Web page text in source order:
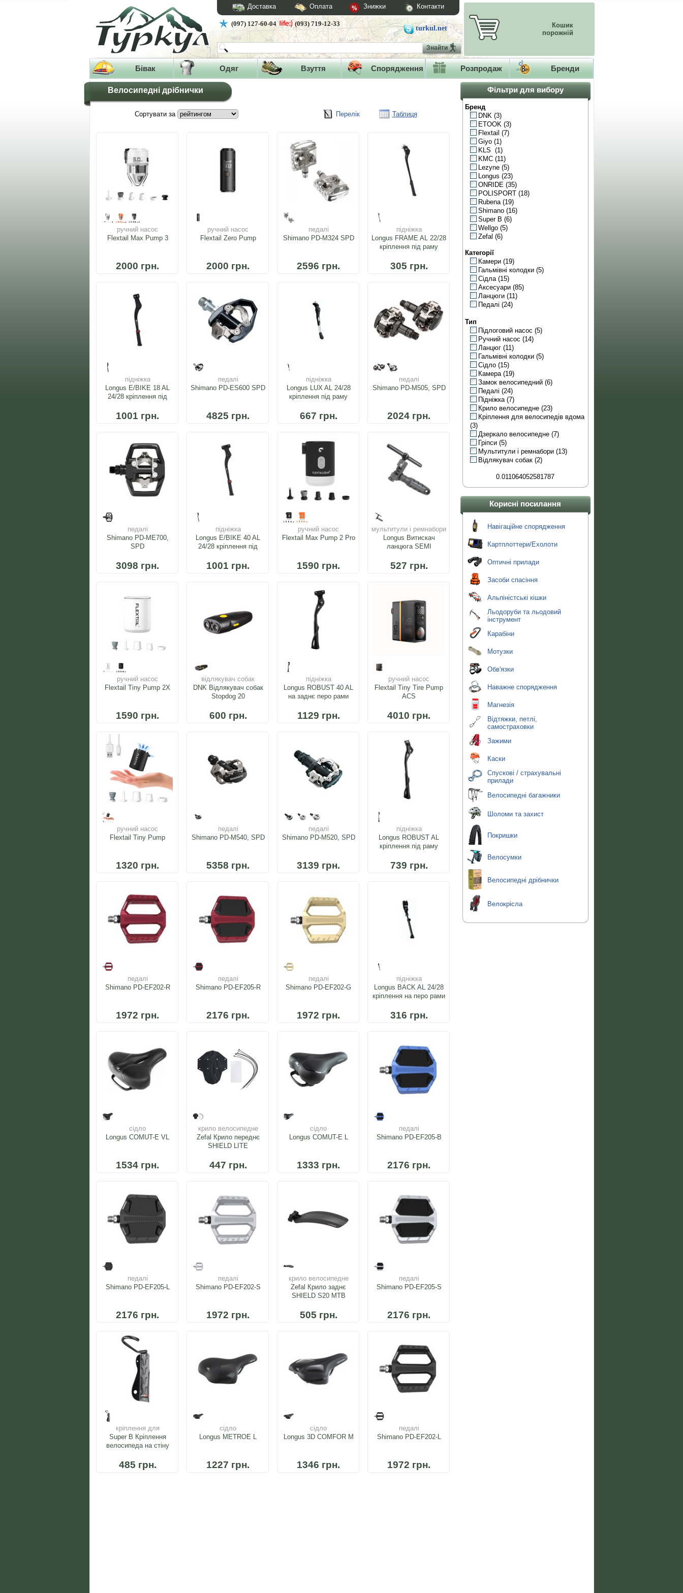
Доставка Оплата Знижки Контакти
(097) 127-60-04 (093) 719-12-33
turkul.net
Знайти
Кошик
порожній
Бівак Одяг Взуття Спорядження Розпродаж Бренди
Велосипедні дрібнички
Сортувати за Перелік Таблиця
ручний насос
Flextail Max Pump 3
2000 грн.
ручний насос
Flextail Zero Pump
2000 грн.
педалі
Shimano PD-M324 SPD
2596 грн.
підніжка
Longus FRAME AL 22/28
кріплення під раму
305 грн.
підніжка
Longus E/BIKE 18 AL
24/28 кріплення під
1001 грн.
педалі
Shimano PD-ES600 SPD
4825 грн.
підніжка
Longus LUX AL 24/28
кріплення під раму
667 грн.
педалі
Shimano PD-M505, SPD
2024 грн.
педалі
Shimano PD-ME700,
SPD
3098 грн.
підніжка
Longus E/BIKE 40 AL
24/28 кріплення під
1001 грн.
ручний насос
Flextail Max Pump 2 Pro
1590 грн.
мультитули і ремнабори
Longus Витискач
ланцюга SEMI
527 грн.
ручний насос
Flextail Tiny Pump 2X
1590 грн.
відлякувач собак
DNK Відлякувач собак
Stopdog 20
600 грн.
підніжка
Longus ROBUST 40 AL
на заднє перо рами
1129 грн.
ручний насос
Flextail Tiny Tire Pump
ACS
4010 грн.
ручний насос
Flextail Tiny Pump
1320 грн.
педалі
Shimano PD-M540, SPD
5358 грн.
педалі
Shimano PD-M520, SPD
3139 грн.
підніжка
Longus ROBUST AL
кріплення під раму
739 грн.
педалі
Shimano PD-EF202-R
1972 грн.
педалі
Shimano PD-EF205-R
2176 грн.
педалі
Shimano PD-EF202-G
1972 грн.
підніжка
Longus BACK AL 24/28
кріплення на перо рами
316 грн.
сідло
Longus COMUT-E VL
1534 грн.
крило велосипедне
Zefal Крило переднє
SHIELD LITE
447 грн.
сідло
Longus COMUT-E L
1333 грн.
педалі
Shimano PD-EF205-B
2176 грн.
педалі
Shimano PD-EF205-L
2176 грн.
педалі
Shimano PD-EF202-S
1972 грн.
крило велосипедне
Zefal Крило заднє
SHIELD S20 MTB
505 грн.
педалі
Shimano PD-EF205-S
2176 грн.
кріплення для
велосипедів вдома
Super B Кріплення
велосипеда на стіну
485 грн.
сідло
Longus METROE L
1227 грн.
сідло
Longus 3D COMFOR M
1346 грн.
педалі
Shimano PD-EF202-L
1972 грн.
Фільтри для вибору
Бренд
DNK(3)
ETOOK(3)
Flextail (7)
Giyo(1)
KLS (1)
KMC(11)
Lezyne(5)
Longus (23)
ONRIDE(35)
POLISPORT(18)
Rubena(19)
Shimano(16)
Super B (6)
Wellgo(5)
Zefal (6)
Категорії
Камери(19)
Гальмівні колодки(5)
Сідла(15)
Аксесуари(85)
Ланцюги(11)
Педалі (24)
Тип
Підлоговий насос (5)
Ручний насос (14)
Ланцюг(11)
Гальмівні колодки(5)
Сідло(15)
Камера(19)
Замок велосипедний(6)
Педалі (24)
Підніжка(7)
Крило велосипедне(23)
Кріплення для велосипедів вдома
(3)
Дзеркало велосипедне(7)
Гріпси(5)
Мультитули і ремнабори(13)
Відлякувач собак(2)
0.011064052581787
Корисні посилання
Навігаційне спорядження
Карт­плот­те­ри/Ехо­лоти
Оптичні прилади
Засоби спасіння
Альпіністські кішки
Льодоруби та льодовий
інструмент
Карабіни
Мотузки
Обв'язки
Наважне спорядження
Магнезія
Відтяжки, петлі,
самостраховки
Зажими
Каски
Спускові / страхувальні
прилади
Велосипедні багажники
Шоломи та захист
Покришки
Велосумки
Велосипедні дрібнички
Велокрісла